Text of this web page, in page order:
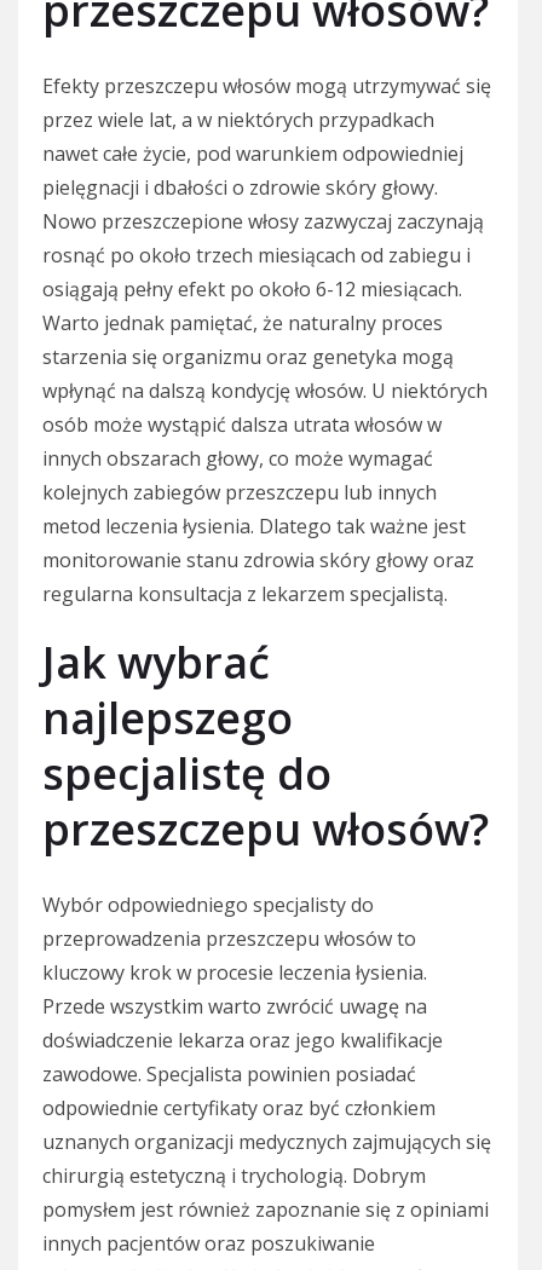
Efekty przeszczepu włosów mogą utrzymywać się
przez wiele lat, a w niektórych przypadkach
nawet całe życie, pod warunkiem odpowiedniej
pielęgnacji i dbałości o zdrowie skóry głowy.
Nowo przeszczepione włosy zazwyczaj zaczynają
rosnąć po około trzech miesiącach od zabiegu i
osiągają pełny efekt po około 6-12 miesiącach.
Warto jednak pamiętać, że naturalny proces
starzenia się organizmu oraz genetyka mogą
wpłynąć na dalszą kondycję włosów. U niektórych
osób może wystąpić dalsza utrata włosów w
innych obszarach głowy, co może wymagać
kolejnych zabiegów przeszczepu lub innych
metod leczenia łysienia. Dlatego tak ważne jest
monitorowanie stanu zdrowia skóry głowy oraz
regularna konsultacja z lekarzem specjalistą.
Jak wybrać
najlepszego
specjalistę do
przeszczepu włosów?
Wybór odpowiedniego specjalisty do
przeprowadzenia przeszczepu włosów to
kluczowy krok w procesie leczenia łysienia.
Przede wszystkim warto zwrócić uwagę na
doświadczenie lekarza oraz jego kwalifikacje
zawodowe. Specjalista powinien posiadać
odpowiednie certyfikaty oraz być członkiem
uznanych organizacji medycznych zajmujących się
chirurgią estetyczną i trychologią. Dobrym
pomysłem jest również zapoznanie się z opiniami
innych pacjentów oraz poszukiwanie